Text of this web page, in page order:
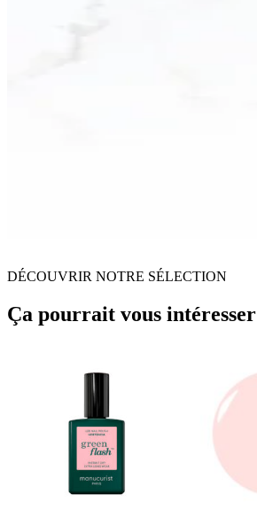
DÉCOUVRIR NOTRE SÉLECTION
Ça pourrait vous intéresser